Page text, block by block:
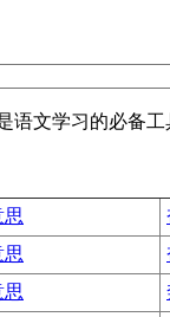
文学习的必备工
思
思
思